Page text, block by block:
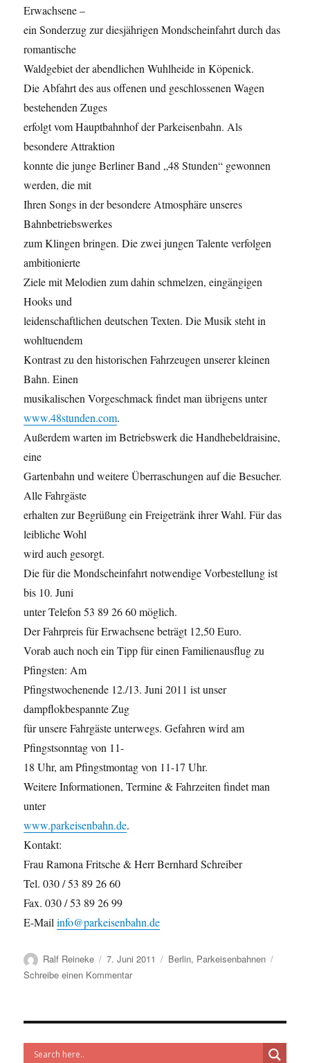
Erwachsene –
ein Sonderzug zur diesjährigen Mondscheinfahrt durch das
romantische
Waldgebiet der abendlichen Wuhlheide in Köpenick.
Die Abfahrt des aus offenen und geschlossenen Wagen
bestehenden Zuges
erfolgt vom Hauptbahnhof der Parkeisenbahn. Als
besondere Attraktion
konnte die junge Berliner Band „48 Stunden“ gewonnen
werden, die mit
Ihren Songs in der besondere Atmosphäre unseres
Bahnbetriebswerkes
zum Klingen bringen. Die zwei jungen Talente verfolgen
ambitionierte
Ziele mit Melodien zum dahin schmelzen, eingängigen
Hooks und
leidenschaftlichen deutschen Texten. Die Musik steht in
wohltuendem
Kontrast zu den historischen Fahrzeugen unserer kleinen
Bahn. Einen
musikalischen Vorgeschmack findet man übrigens unter
www.48stunden.com.
Außerdem warten im Betriebswerk die Handhebeldraisine,
eine
Gartenbahn und weitere Überraschungen auf die Besucher.
Alle Fahrgäste
erhalten zur Begrüßung ein Freigetränk ihrer Wahl. Für das
leibliche Wohl
wird auch gesorgt.
Die für die Mondscheinfahrt notwendige Vorbestellung ist
bis 10. Juni
unter Telefon 53 89 26 60 möglich.
Der Fahrpreis für Erwachsene beträgt 12,50 Euro.
Vorab auch noch ein Tipp für einen Familienausflug zu
Pfingsten: Am
Pfingstwochenende 12./13. Juni 2011 ist unser
dampflokbespannte Zug
für unsere Fahrgäste unterwegs. Gefahren wird am
Pfingstsonntag von 11-
18 Uhr, am Pfingstmontag von 11-17 Uhr.
Weitere Informationen, Termine & Fahrzeiten findet man
unter
www.parkeisenbahn.de.
Kontakt:
Frau Ramona Fritsche & Herr Bernhard Schreiber
Tel. 030 / 53 89 26 60
Fax. 030 / 53 89 26 99
E-Mailinfo@parkeisenbahn.de
Autor
Ralf Reineke
Veröffentlicht
am
7. Juni 2011 Kategorien
Berlin, Parkeisenbahnen
Schreibe einen Kommentarzu
Parkeisenbahn,